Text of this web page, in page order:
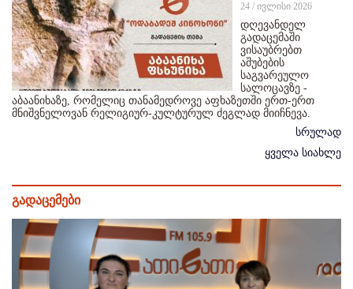
24 / ივლისი 2026
დღევანდელ
გადაცემაში
ვისაუბრებთ
აშუბების
საგვარეულო
სალოცავზე -
აბაანიხაზე, რომელიც თანამედროვე აფხაზეთში ერთ-ერთ
მნიშვნელოვან რელიგიურ-კულტურულ ძეგლად მიიჩნევა.
სრულად
ყველა სიახლე
გადაცემები